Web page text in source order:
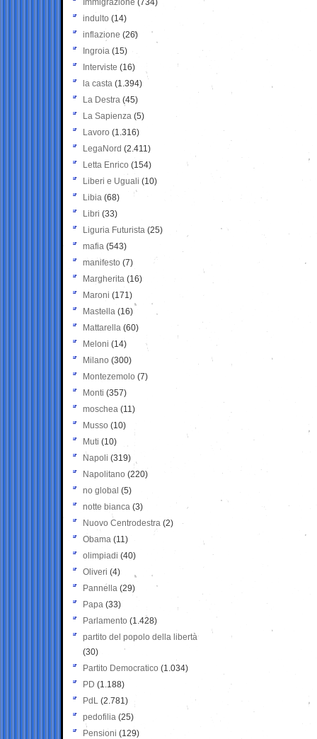
Immigrazione (734)
indulto (14)
inflazione (26)
Ingroia (15)
Interviste (16)
la casta (1.394)
La Destra (45)
La Sapienza (5)
Lavoro (1.316)
LegaNord (2.411)
Letta Enrico (154)
Liberi e Uguali (10)
Libia (68)
Libri (33)
Liguria Futurista (25)
mafia (543)
manifesto (7)
Margherita (16)
Maroni (171)
Mastella (16)
Mattarella (60)
Meloni (14)
Milano (300)
Montezemolo (7)
Monti (357)
moschea (11)
Musso (10)
Muti (10)
Napoli (319)
Napolitano (220)
no global (5)
notte bianca (3)
Nuovo Centrodestra (2)
Obama (11)
olimpiadi (40)
Oliveri (4)
Pannella (29)
Papa (33)
Parlamento (1.428)
partito del popolo della libertà
(30)
Partito Democratico (1.034)
PD (1.188)
PdL (2.781)
pedofilia (25)
Pensioni (129)